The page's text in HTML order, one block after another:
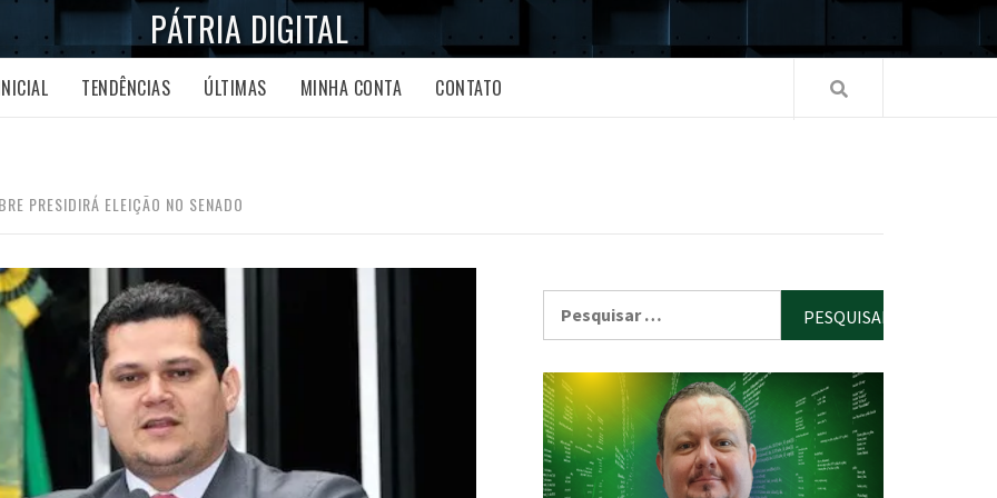
PÁTRIA DIGITAL
TENDÊNCIAS ÚLTIMAS MINHA CONTA CONTATO
PRESIDIRÁ ELEIÇÃO NO SENADO